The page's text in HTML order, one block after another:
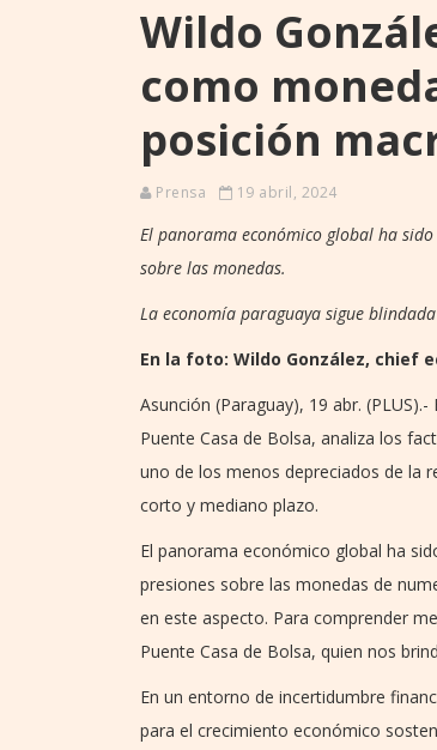
Wildo
como
posición
Prensa 19 abril, 2024
El panorama económico global ha
sobre las monedas.
La economía paraguaya sigue
En la foto: Wildo González, chief
Asunción (Paraguay), 19 abr.
Puente Casa de Bolsa, analiza los
uno de los menos depreciados de la
corto y mediano plazo.
El panorama económico global ha
presiones sobre las monedas de
en este aspecto. Para comprender
Puente Casa de Bolsa, quien nos
En un entorno de incertidumbre
para el crecimiento económico